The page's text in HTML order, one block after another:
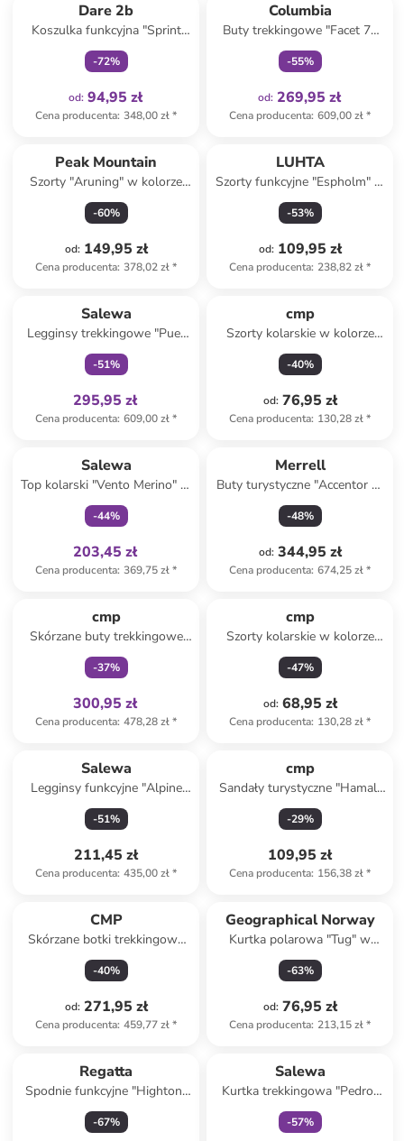
Dare 2b
Koszulka funkcyjna "Sprint
City" w kolorze błękitnym
-72%
od: 94,95 zł
Cena producenta: 348,00 zł*
Columbia
Buty trekkingowe "Facet 75
MID" w kolorze czarnym
-55%
od: 269,95 zł
Cena producenta: 609,00 zł*
Peak Mountain
Szorty "Aruning" w kolorze
szarym do biegania
-60%
od: 149,95 zł
Cena producenta: 378,02 zł*
LUHTA
Szorty funkcyjne "Espholm" w
kolorze granatowym
-53%
od: 109,95 zł
Cena producenta: 238,82 zł*
Salewa
Legginsy trekkingowe "Puez
Dry Responsive" w kolorze
bordowo-czarnym
-51%
295,95 zł
Cena producenta: 609,00 zł*
cmp
Szorty kolarskie w kolorze
czarnym
-40%
od: 76,95 zł
Cena producenta: 130,28 zł*
Salewa
Top kolarski "Vento Merino" w
kolorze jasnoróżowo-czarnym
-44%
203,45 zł
Cena producenta: 369,75 zł*
Merrell
Buty turystyczne "Accentor 3"
w kolorze szaro-różowym
-48%
od: 344,95 zł
Cena producenta: 674,25 zł*
cmp
Skórzane buty trekkingowe
"Moon Low" w kolorze
czarno-pomarańczowym
-37%
300,95 zł
Cena producenta: 478,28 zł*
cmp
Szorty kolarskie w kolorze
granatowym
-47%
od: 68,95 zł
Cena producenta: 130,28 zł*
Salewa
Legginsy funkcyjne "Alpine
Hemp" w kolorze bordowym
-51%
211,45 zł
Cena producenta: 435,00 zł*
cmp
Sandały turystyczne "Hamal"
w kolorze granatowym
-29%
109,95 zł
Cena producenta: 156,38 zł*
CMP
Skórzane botki trekkingowe
"Rigel" w kolorze brązowym
-40%
od: 271,95 zł
Cena producenta: 459,77 zł*
Geographical Norway
Kurtka polarowa "Tug" w
kolorze czarnym
-63%
od: 76,95 zł
Cena producenta: 213,15 zł*
Regatta
Spodnie funkcyjne "Highton"
w kolorze czarnym
-67%
Salewa
Kurtka trekkingowa "Pedroc
Pro Polartec Alpha" w kolorze
czarnym
-57%